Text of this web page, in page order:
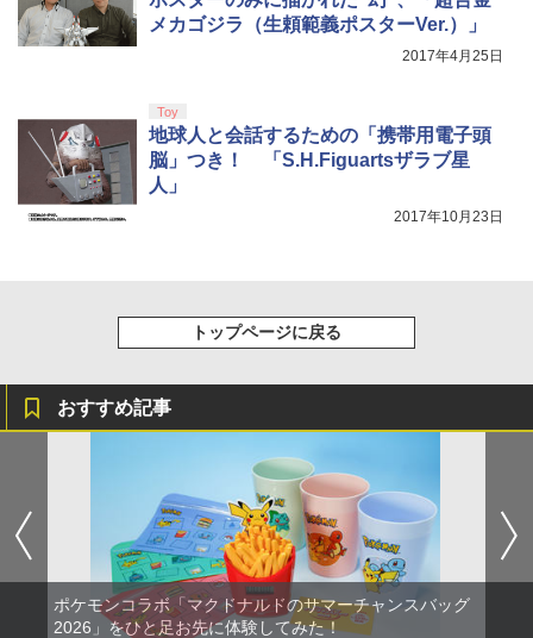
メカゴジラ（生頼範義ポスターVer.）」
2017年4月25日
Toy
地球人と会話するための「携帯用電子頭
脳」つき！ 「S.H.Figuartsザラブ星
人」
2017年10月23日
トップページに戻る
おすすめ記事
ポケモンコラボ「マクドナルドのサマーチャンスバッグ
2026」をひと足お先に体験してみた！